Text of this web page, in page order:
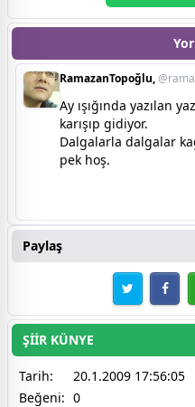
RamazanTopoğlu,
Ay ışığında yazılan
karışıp gidiyor.
Dalgalarla dalgalar
pek hoş.
Paylaş
ŞİİR KÜNYE
Tarih:
20.1.2009 17:56:05
Beğeni: 0